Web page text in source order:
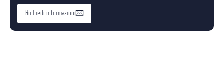
Richiedi informazioni